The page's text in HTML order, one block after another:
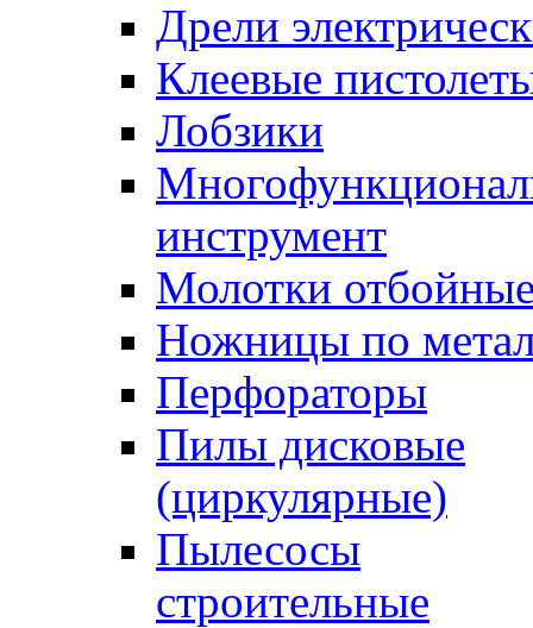
Дрели
Клеевые
Лобзики
инструмент
Молотки
Ножницы по
Перфораторы
Пилы дисковые
(циркулярные)
Пылесосы
строительные